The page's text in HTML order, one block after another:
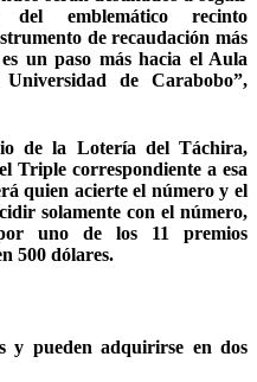
del emblemático recinto
de recaudación más
un paso más hacia el Aula
de Carabobo”,
de la Lotería del Táchira,
Triple correspondiente a esa
quien acierte el número y el
solamente con el número,
uno de los 11 premios
500 dólares.
y pueden adquirirse en dos